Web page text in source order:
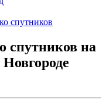
спутников
спутников на